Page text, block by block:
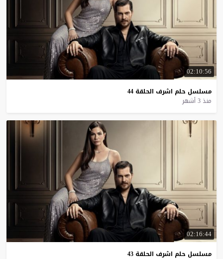
02:10:56
مسلسل حلم اشرف الحلقة 44
منذ 3 أشهر
02:16:44
مسلسل حلم اشرف الحلقة 43